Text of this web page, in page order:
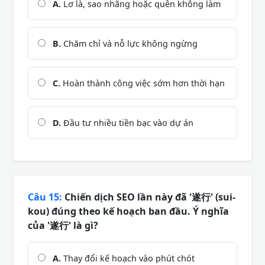
A. Lơ là, sao nhãng hoặc quên không làm
B. Chăm chỉ và nỗ lực không ngừng
C. Hoàn thành công việc sớm hơn thời hạn
D. Đầu tư nhiều tiền bạc vào dự án
Câu 15: Chiến dịch SEO lần này đã '遂行' (sui-
kou) đúng theo kế hoạch ban đầu. Ý nghĩa
của '遂行' là gì?
A. Thay đổi kế hoạch vào phút chót